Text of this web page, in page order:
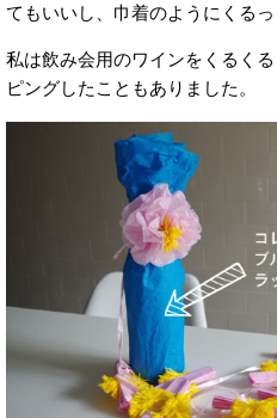
てもいいし、巾着のようにくる
私は飲み会用のワインをくるく
ピングしたこともありました。